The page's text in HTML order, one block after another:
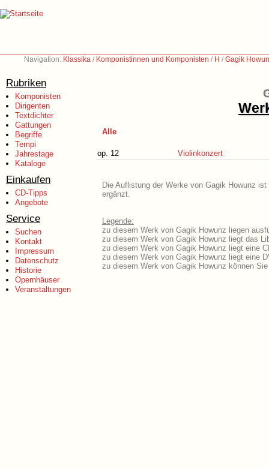
Navigation: Klassika / Komponistinnen und Komponisten / H /Gagik
Rubriken
Komponisten
Dirigenten
Textdichter
Gattungen
Begriffe
Tempi
Jahrestage
Kataloge
Einkaufen
CD-Tipps
Angebote
Service
Suchen
Kontakt
Impressum
Datenschutz
Historie
Opernhäuser
Veranstaltungen
Alle
op. 12 Violinkonzert
Die Auflistung der Werke von Gagik Howunz
ergänzt.
Legende:
zu diesem Werk von Gagik Howunz liegen
zu diesem Werk von Gagik Howunz liegt das
zu diesem Werk von Gagik Howunz liegt eine
zu diesem Werk von Gagik Howunz liegt eine
zu diesem Werk von Gagik Howunz können